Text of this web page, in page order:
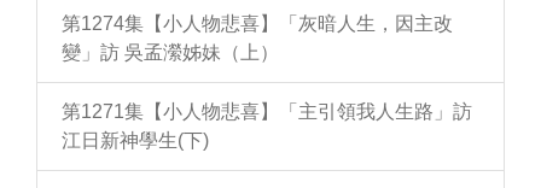
第1274集【小人物悲喜】「灰暗人生，因主改
變」訪 吳孟瀠姊妹（上）
第1271集【小人物悲喜】「主引領我人生路」訪
江日新神學生(下)